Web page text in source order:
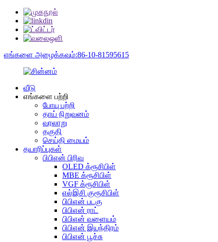
எங்களை அழைக்கவும்:86-10-81595615
வீடு
எங்களை பற்றி
போயு பற்றி
தாய் நிறுவனம்
வரலாறு
தகுதி
செய்தி மையம்
தயாரிப்புகள்
பிபிஎன் பிரிவு
OLED க்ரூசிபிள்
MBE க்ரூசிபிள்
VGF க்ரூசிபிள்
எல்இசி குரூசிபிள்
பிபிஎன் படகு
பிபிஎன் ராட்
பிபிஎன் வளையம்
பிபிஎன் இயந்திரம்
பிபிஎன் பூச்சு